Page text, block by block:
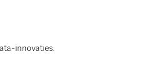
innovaties.